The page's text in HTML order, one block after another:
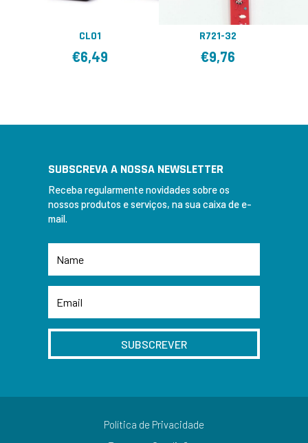
CL01
€6,49
R721-32
€9,76
SUBSCREVA A NOSSA NEWSLETTER
Receba regularmente novidades sobre os
nossos produtos e serviços, na sua caixa de e-
mail.
SUBSCREVER
Política de Privacidade